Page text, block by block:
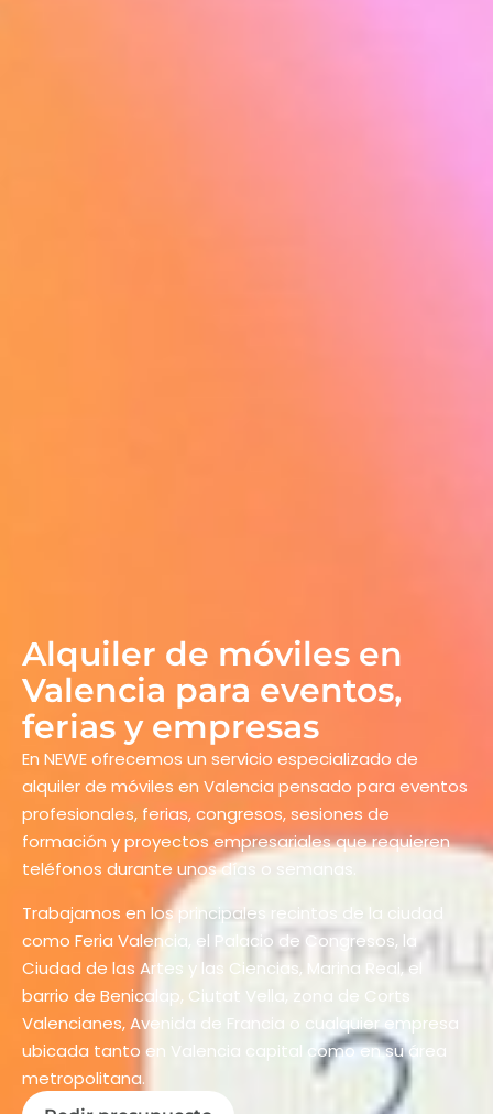
Alquiler de móviles en
Valencia para eventos,
ferias y empresas
En NEWE ofrecemos un servicio especializado de
alquiler de móviles en Valencia pensado para eventos
profesionales, ferias, congresos, sesiones de
formación y proyectos empresariales que requieren
teléfonos durante unos días o semanas.
Trabajamos en los principales recintos de la ciudad
como Feria Valencia, el Palacio de Congresos, la
Ciudad de las Artes y las Ciencias, Marina Real, el
barrio de Benicalap, Ciutat Vella, zona de Corts
Valencianes, Avenida de Francia o cualquier empresa
ubicada tanto en Valencia capital como en su área
metropolitana.